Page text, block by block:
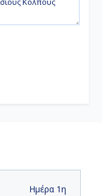
ΑΝΑΧΩΡΗΣΗ
Ημέρα 1η